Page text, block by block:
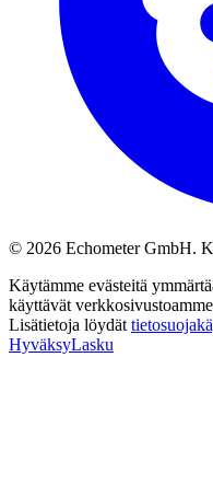
© 2026 Echometer GmbH.
Käytämme evästeitä
käyttävät
Lisätietoja löydät
HyväksyLasku